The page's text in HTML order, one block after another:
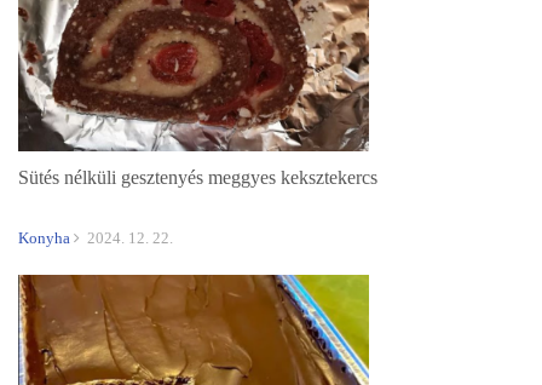
Sütés nélküli gesztenyés meggyes keksztekercs
Konyha 2024. 12. 22.